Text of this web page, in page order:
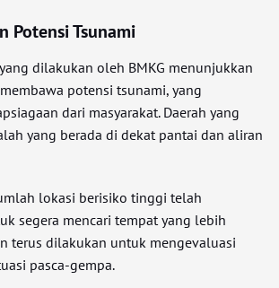
Potensi Tsunami
dilakukan oleh BMKG menunjukkan
potensi tsunami, yang
dari masyarakat. Daerah yang
yang berada di dekat pantai dan aliran
lokasi berisiko tinggi telah
segera mencari tempat yang lebih
terus dilakukan untuk mengevaluasi
pasca-gempa.